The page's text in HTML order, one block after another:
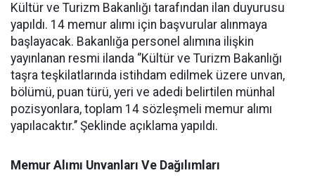
Kültür ve Turizm Bakanlığı tarafından ilan duyurusu
yapıldı. 14 memur alımı için başvurular alınmaya
başlayacak. Bakanlığa personel alımına ilişkin
yayınlanan resmi ilanda ‘’Kültür ve Turizm Bakanlığı
taşra teşkilatlarında istihdam edilmek üzere unvan,
bölümü, puan türü, yeri ve adedi belirtilen münhal
pozisyonlara, toplam 14 sözleşmeli memur alımı
yapılacaktır.’’ Şeklinde açıklama yapıldı.
Memur Alımı Unvanları Ve Dağılımları